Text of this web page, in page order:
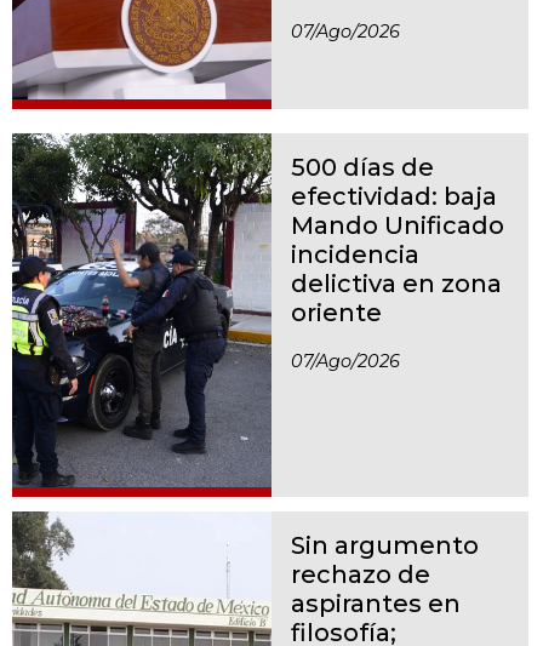
07/ago/2026
500 días de
efectividad: baja
Mando Unificado
incidencia
delictiva en zona
oriente
07/ago/2026
Sin argumento
rechazo de
aspirantes en
filosofía;